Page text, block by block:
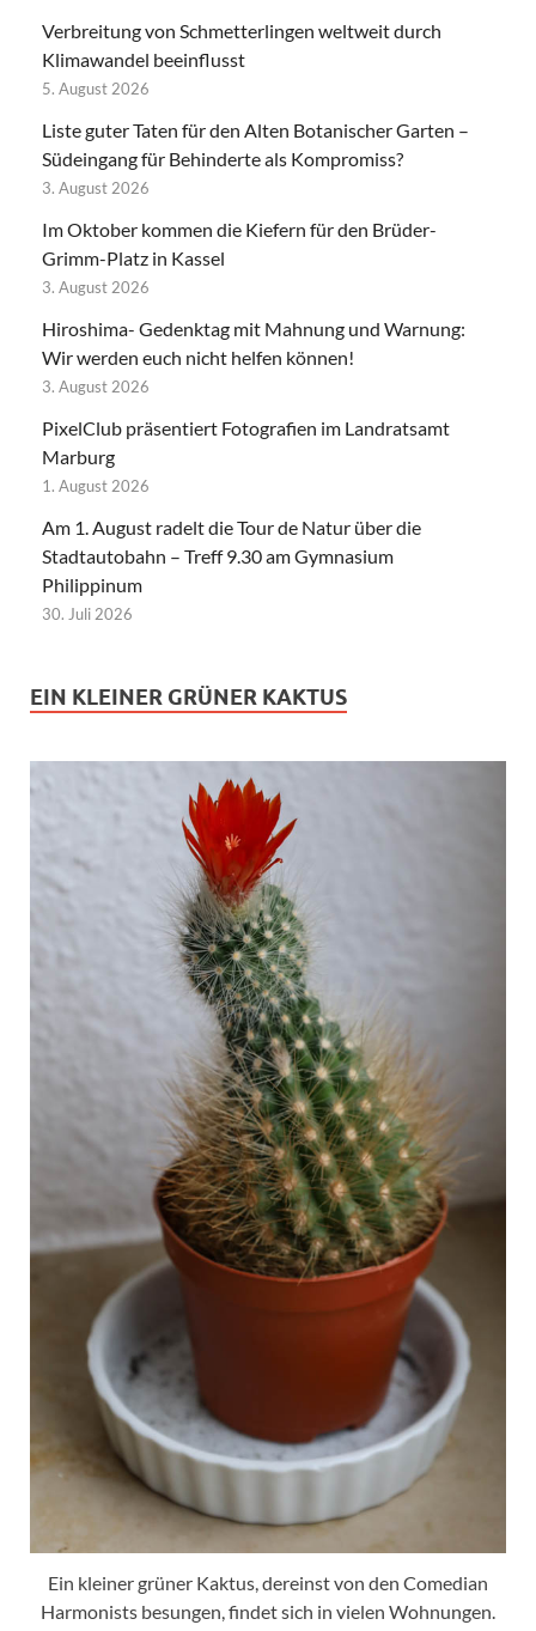
Verbreitung von Schmetterlingen weltweit durch
Klimawandel beeinflusst
5. August 2026
Liste guter Taten für den Alten Botanischer Garten –
Südeingang für Behinderte als Kompromiss?
3. August 2026
Im Oktober kommen die Kiefern für den Brüder-
Grimm-Platz in Kassel
3. August 2026
Hiroshima- Gedenktag mit Mahnung und Warnung:
Wir werden euch nicht helfen können!
3. August 2026
PixelClub präsentiert Fotografien im Landratsamt
Marburg
1. August 2026
Am 1. August radelt die Tour de Natur über die
Stadtautobahn – Treff 9.30 am Gymnasium
Philippinum
30. Juli 2026
EIN KLEINER GRÜNER KAKTUS
Ein kleiner grüner Kaktus, dereinst von den Comedian
Harmonists besungen, findet sich in vielen Wohnungen.